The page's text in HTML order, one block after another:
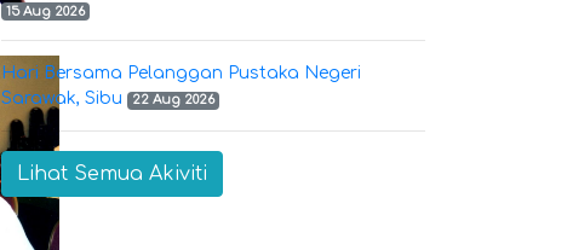
15 Aug 2026
Hari Bersama Pelanggan Pustaka Negeri
Sarawak, Sibu
22 Aug 2026
Lihat Semua Akiviti